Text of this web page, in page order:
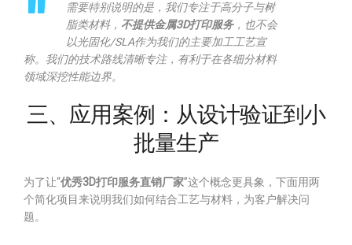
需要特别说明的是，我们专注于高分子与树
脂类材料， 不提供金属3D打印服务，也不会
以光固化/SLA作为我们的主要加工工艺宣
称。我们的技术路线清晰专注，有利于在各细分材料
领域深挖性能边界。
三、应用案例：从设计验证到小
批量生产
为了让“优秀3D打印服务直销厂家”这个概念更具象，下面用两
个简化项目来说明我们如何结合工艺与材料，为客户解决问
题。